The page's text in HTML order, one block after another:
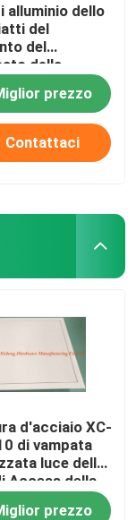
alluminio dello
del
del
della
ISO9001
di
del
del metallo
prezzo
Contattaci
d'acciaio XC-
di vampata
luce della
Access della
soffitto
prezzo